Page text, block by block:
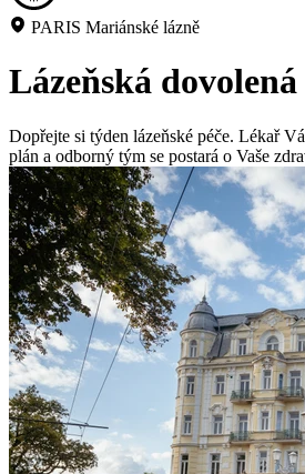
PARIS Mariánské lázně
Lázeňská dovolená
Dopřejte si týden lázeňské péče. Lékař
plán a odborný tým se postará o Vaše